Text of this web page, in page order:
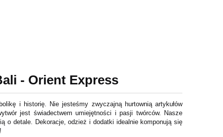
- Orient Express
i historię. Nie jesteśmy zwyczajną hurtownią artykułów
jest świadectwem umiejętności i pasji twórców. Nasze
o detale. Dekoracje, odzież i dodatki idealnie komponują się